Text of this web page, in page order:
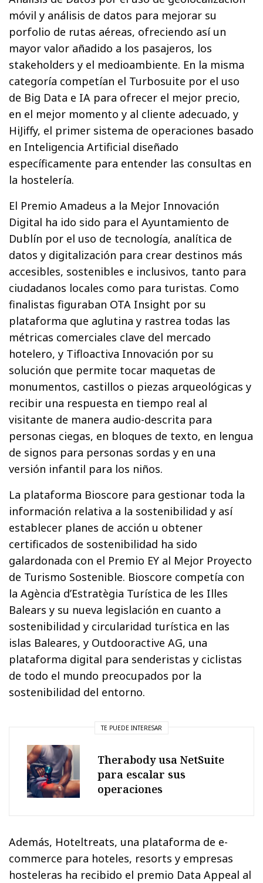
móvil y análisis de datos para mejorar su
porfolio de rutas aéreas, ofreciendo así un
mayor valor añadido a los pasajeros, los
stakeholders y el medioambiente. En la misma
categoría competían el Turbosuite por el uso
de Big Data e IA para ofrecer el mejor precio,
en el mejor momento y al cliente adecuado, y
HiJiffy, el primer sistema de operaciones basado
en Inteligencia Artificial diseñado
específicamente para entender las consultas en
la hostelería.
El Premio Amadeus a la Mejor Innovación
Digital ha ido sido para el Ayuntamiento de
Dublín por el uso de tecnología, analítica de
datos y digitalización para crear destinos más
accesibles, sostenibles e inclusivos, tanto para
ciudadanos locales como para turistas. Como
finalistas figuraban OTA Insight por su
plataforma que aglutina y rastrea todas las
métricas comerciales clave del mercado
hotelero, y Tifloactiva Innovación por su
solución que permite tocar maquetas de
monumentos, castillos o piezas arqueológicas y
recibir una respuesta en tiempo real al
visitante de manera audio-descrita para
personas ciegas, en bloques de texto, en lengua
de signos para personas sordas y en una
versión infantil para los niños.
La plataforma Bioscore para gestionar toda la
información relativa a la sostenibilidad y así
establecer planes de acción u obtener
certificados de sostenibilidad ha sido
galardonada con el Premio EY al Mejor Proyecto
de Turismo Sostenible. Bioscore competía con
la Agència d’Estratègia Turística de les Illes
Balears y su nueva legislación en cuanto a
sostenibilidad y circularidad turística en las
islas Baleares, y Outdooractive AG, una
plataforma digital para senderistas y ciclistas
de todo el mundo preocupados por la
sostenibilidad del entorno.
TE PUEDE INTERESAR
Therabody usa NetSuite
para escalar sus
operaciones
Además, Hoteltreats, una plataforma de e-
commerce para hoteles, resorts y empresas
hosteleras ha recibido el premio Data Appeal al